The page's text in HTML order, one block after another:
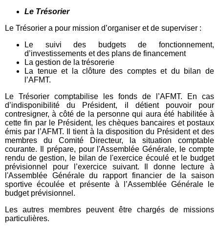
Le Trésorier
Le Trésorier a pour mission d’organiser et de superviser :
Le suivi des budgets de fonctionnement,
d’investissements et des plans de financement
La gestion de la trésorerie
La tenue et la clôture des comptes et du bilan de
l’AFMT.
Le Trésorier comptabilise les fonds de l’AFMT. En cas
d’indisponibilité du Président, il détient pouvoir pour
contresigner, à côté de la personne qui aura été habilitée à
cette fin par le Président, les chèques bancaires et postaux
émis par l’AFMT. Il tient à la disposition du Président et des
membres du Comité Directeur, la situation comptable
courante. Il prépare, pour l'Assemblée Générale, le compte
rendu de gestion, le bilan de l'exercice écoulé et le budget
prévisionnel pour l’exercice suivant. Il donne lecture à
l'Assemblée Générale du rapport financier de la saison
sportive écoulée et présente à l’Assemblée Générale le
budget prévisionnel.
Les autres membres peuvent être chargés de missions
particulières.